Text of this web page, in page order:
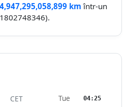
4,947,295,058,899 km într-un
CET Tue 04:25